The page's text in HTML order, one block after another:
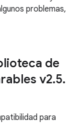
problemas,
de
v2.5.
para